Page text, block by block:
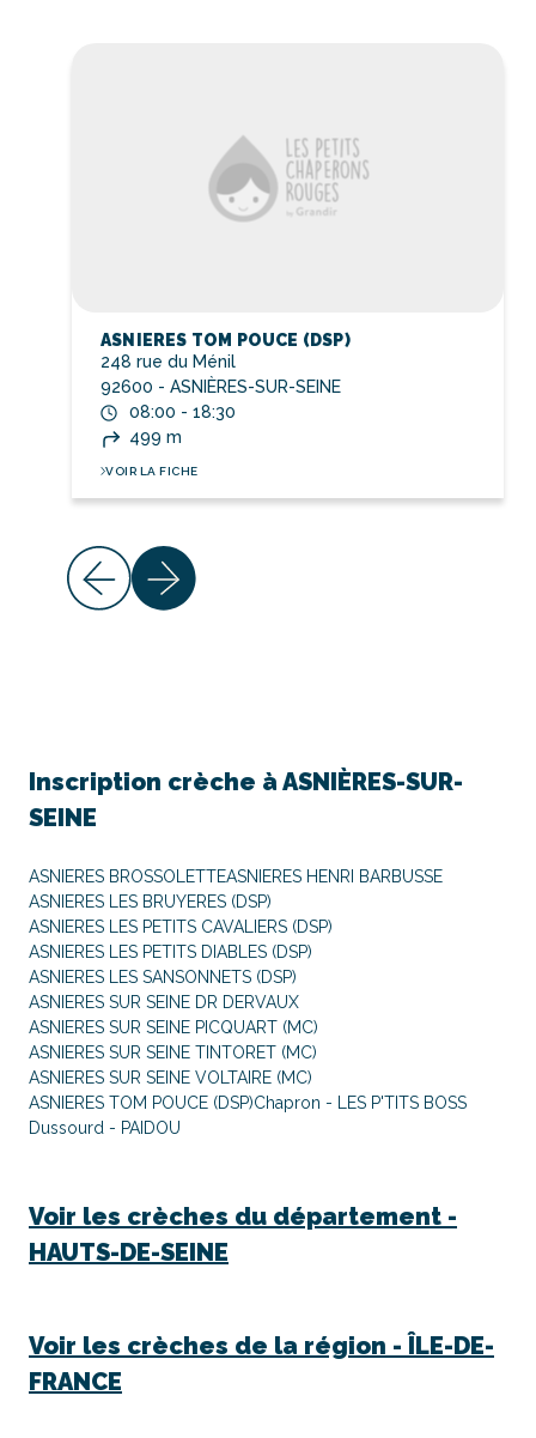
ASNIERES TOM POUCE (DSP)
248 rue du Ménil
92600 - ASNIÈRES-SUR-SEINE
08:00 - 18:30
499 m
VOIR LA FICHE
Inscription crèche à ASNIÈRES-SUR-
SEINE
ASNIERES BROSSOLETTEASNIERES HENRI BARBUSSE
ASNIERES LES BRUYERES (DSP)
ASNIERES LES PETITS CAVALIERS (DSP)
ASNIERES LES PETITS DIABLES (DSP)
ASNIERES LES SANSONNETS (DSP)
ASNIERES SUR SEINE DR DERVAUX
ASNIERES SUR SEINE PICQUART (MC)
ASNIERES SUR SEINE TINTORET (MC)
ASNIERES SUR SEINE VOLTAIRE (MC)
ASNIERES TOM POUCE (DSP)Chapron - LES P'TITS BOSS
Dussourd - PAIDOU
Voir les crèches du département -
HAUTS-DE-SEINE
Voir les crèches de la région - ÎLE-DE-
FRANCE